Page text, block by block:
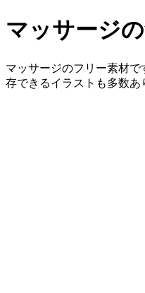
マッサージ
マッサージのフリー素材で
存できるイラストも多数あ